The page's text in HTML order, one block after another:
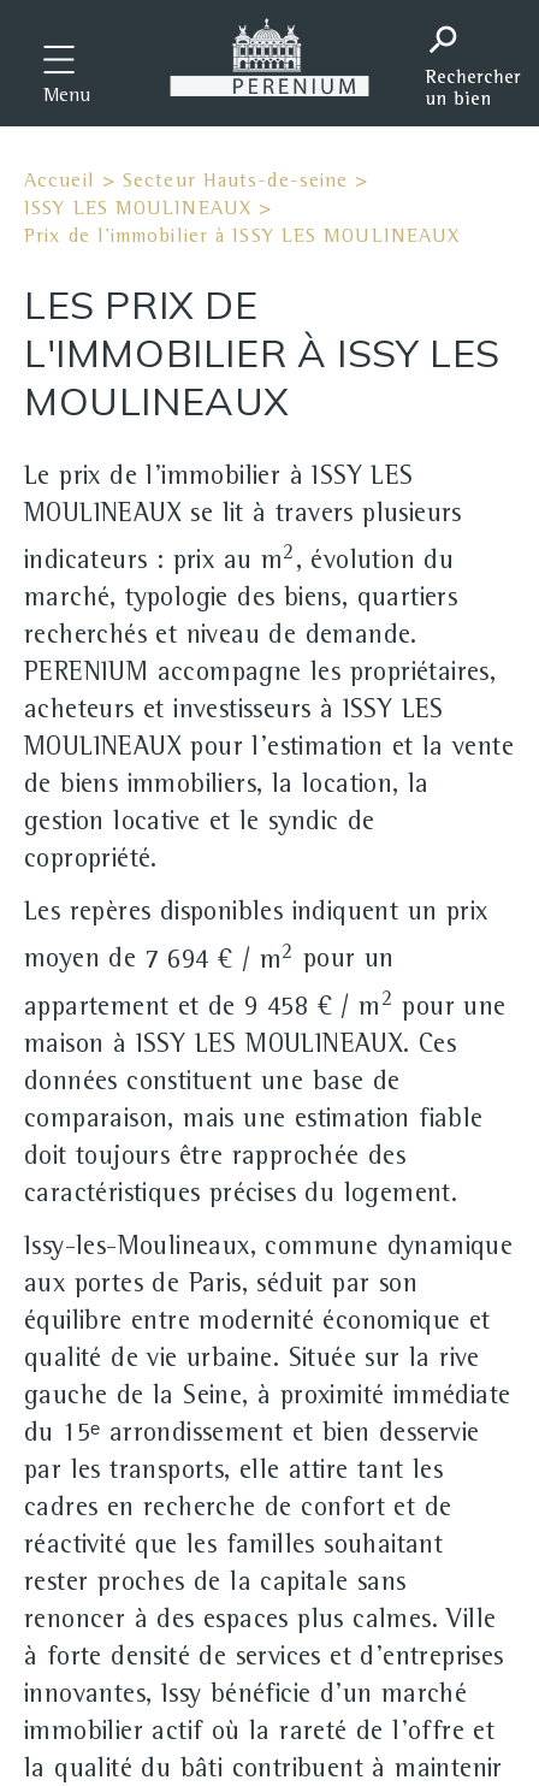
Menu
Accueil >Secteur Hauts-de-seine >
ISSY LES MOULINEAUX >
Prix de l'immobilier à ISSY LES MOULINEAUX
LES PRIX DE
L'IMMOBILIER À ISSY LES
MOULINEAUX
Le prix de l'immobilier à ISSY LES
MOULINEAUX se lit à travers plusieurs
indicateurs : prix au m2 , évolution du
marché, typologie des biens, quartiers
recherchés et niveau de demande.
PERENIUM accompagne les propriétaires,
acheteurs et investisseurs à ISSY LES
MOULINEAUX pour l'estimation et la vente
de biens immobiliers, la location, la
gestion locative et le syndic de
copropriété.
Les repères disponibles indiquent un prix
moyen de 7 694 € / m2 pour un
appartement et de 9 458 € / m 2 pour une
maison à ISSY LES MOULINEAUX. Ces
données constituent une base de
comparaison, mais une estimation fiable
doit toujours être rapprochée des
caractéristiques précises du logement.
Issy-les-Moulineaux, commune dynamique
aux portes de Paris, séduit par son
équilibre entre modernité économique et
qualité de vie urbaine. Située sur la rive
gauche de la Seine, à proximité immédiate
du 15ᵉ arrondissement et bien desservie
par les transports, elle attire tant les
cadres en recherche de confort et de
réactivité que les familles souhaitant
rester proches de la capitale sans
renoncer à des espaces plus calmes. Ville
à forte densité de services et d'entreprises
innovantes, Issy bénéficie d'un marché
immobilier actif où la rareté de l'offre et
la qualité du bâti contribuent à maintenir